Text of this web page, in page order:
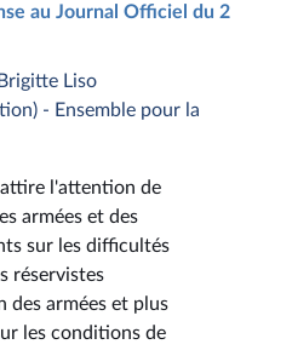
au Journal Officiel du 2
Liso
- Ensemble pour la
l'attention de
armées et des
sur les difficultés
réservistes
des armées et plus
les conditions de